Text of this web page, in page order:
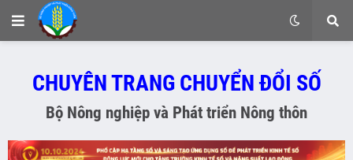
CHUYÊN TRANG CHUYỂN ĐỔI SỐ
Bộ Nông nghiệp và Phát triển Nông thôn